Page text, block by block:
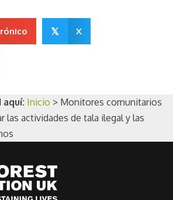
𝕏 X
Inicio > Monitores comunitarios
las actividades de tala ilegal y las